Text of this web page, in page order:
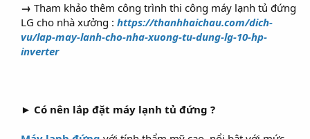
→ Tham khảo thêm công trình thi công máy lạnh tủ đứng
LG cho nhà xưởng : https://thanhhaichau.com/dich-
vu/lap-may-lanh-cho-nha-xuong-tu-dung-lg-10-hp-
inverter
► Có nên lắp đặt máy lạnh tủ đứng ?